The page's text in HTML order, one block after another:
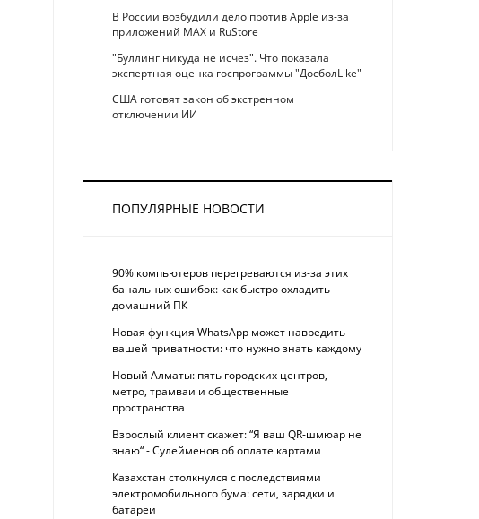
В России возбудили дело против Apple из-за
приложений MAX и RuStore
"Буллинг никуда не исчез". Что показала
экспертная оценка госпрограммы "ДосболLike"
США готовят закон об экстренном
отключении ИИ
ПОПУЛЯРНЫЕ НОВОСТИ
90% компьютеров перегреваются из-за этих
банальных ошибок: как быстро охладить
домашний ПК
Новая функция WhatsApp может навредить
вашей приватности: что нужно знать каждому
Новый Алматы: пять городских центров,
метро, трамваи и общественные
пространства
Взрослый клиент скажет: “Я ваш QR-шмюар не
знаю“ - Сулейменов об оплате картами
Казахстан столкнулся с последствиями
электромобильного бума: сети, зарядки и
батареи